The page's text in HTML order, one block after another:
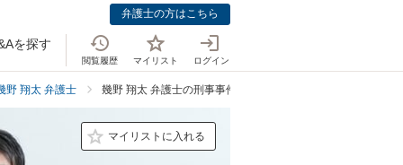
弁護士の方はこちら
を探す
閲覧履歴 マイリスト ログイン
野 翔太 弁護士 幾野 翔太 弁護士の刑事事件の料金表
マイリストに入れる